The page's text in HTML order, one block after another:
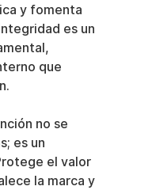
y fomenta
es un
que
no se
es un
el valor
la marca y